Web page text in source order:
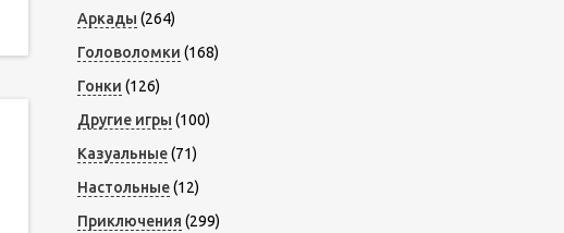
Аркады (264)
Головоломки (168)
Гонки (126)
Другие игры (100)
Казуальные(71)
Настольные(12)
Приключения (299)